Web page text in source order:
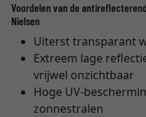
Voordelen van de
Nielsen
Uiterst transparant
Extreem lage
vrijwel onzichtbaar
Hoge UV-
zonnestralen